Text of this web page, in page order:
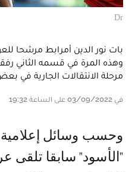
Dr
بات نور الدين أمرابط مرشحا
وهذه المرة في قسمه الثاني
مرحلة الانتقالات الجارية في
في 03/09/2022 على الساعة 19:32
وحسب وسائل إعلامية سعودية فإن لاعب
"الأسود" سابقا تلقى